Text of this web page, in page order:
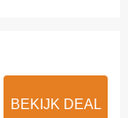
BEKIJK DEAL